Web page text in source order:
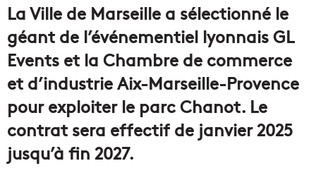
La Ville de Marseille a sélectionné le
géant de l’événementiel lyonnais GL
Events et la Chambre de commerce
et d’industrie Aix-Marseille-Provence
pour exploiter le parc Chanot. Le
contrat sera effectif de janvier 2025
jusqu’à fin 2027.